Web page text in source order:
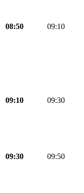
08:50 09:10
09:10 09:30
09:30 09:50